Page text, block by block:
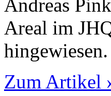
Andreas
Areal im
hingewiesen.
Zum Artikel